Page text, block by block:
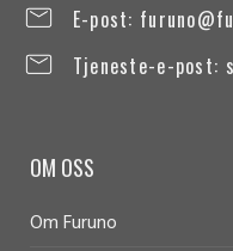
E-post:
Tjeneste-e-post:
OM OSS
Om Furuno